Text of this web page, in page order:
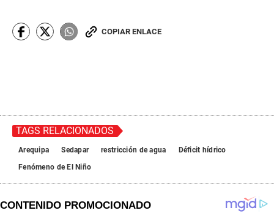
COPIAR ENLACE
TAGS RELACIONADOS
Arequipa Sedapar restricción de agua
Déficit hídrico
Fenómeno de El Niño